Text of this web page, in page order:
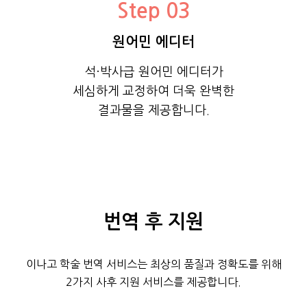
Step 03
원어민 에디터
석·박사급 원어민 에디터가
세심하게 교정하여 더욱 완벽한
결과물을 제공합니다.
번역 후 지원
이나고 학술 번역 서비스는 최상의 품질과 정확도를 위해
2가지 사후 지원 서비스를 제공합니다.